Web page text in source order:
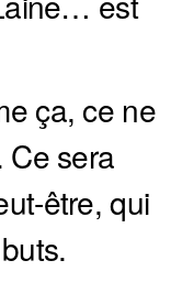
ça, ce ne
Ce sera
être, qui